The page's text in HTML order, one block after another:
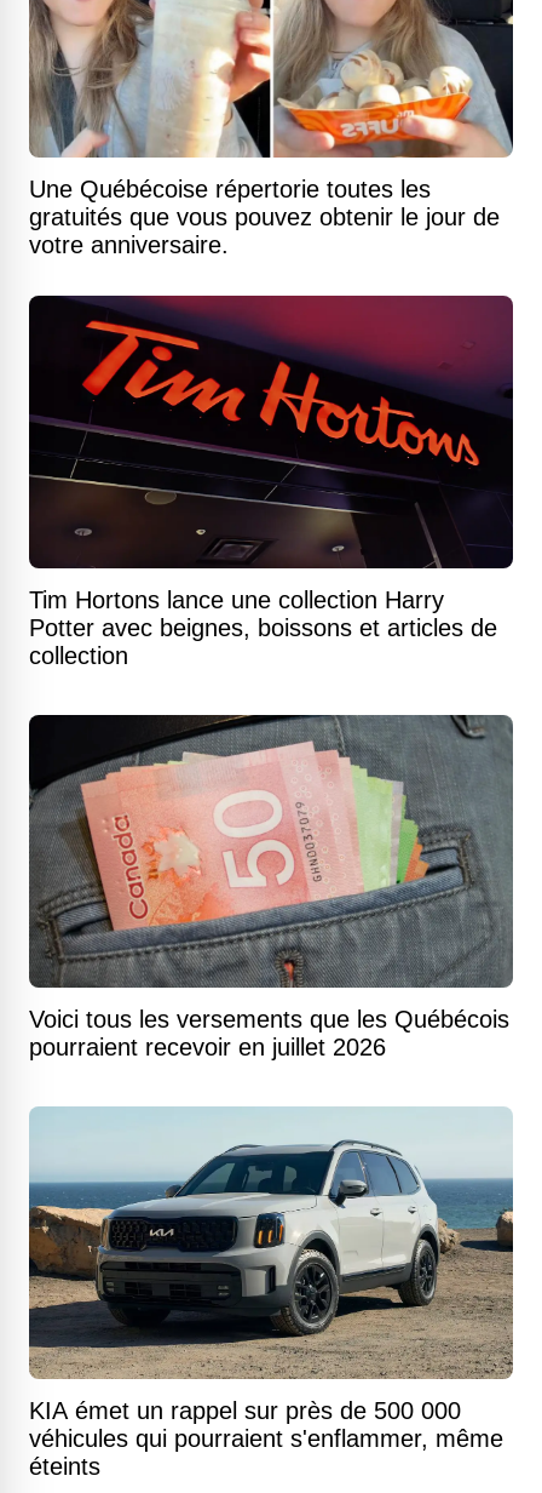
Une Québécoise répertorie toutes les
gratuités que vous pouvez obtenir le jour de
votre anniversaire.
Tim Hortons lance une collection Harry
Potter avec beignes, boissons et articles de
collection
Voici tous les versements que les Québécois
pourraient recevoir en juillet 2026
KIA émet un rappel sur près de 500 000
véhicules qui pourraient s'enflammer, même
éteints